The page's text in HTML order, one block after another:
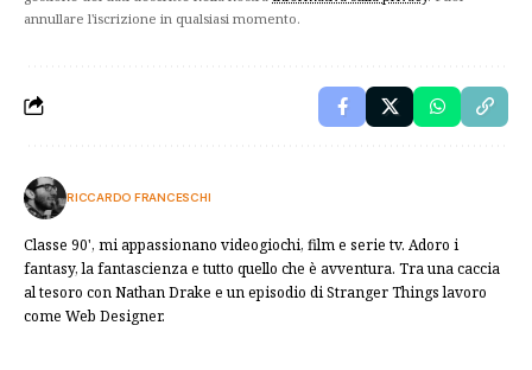
annullare l'iscrizione in qualsiasi momento.
RICCARDO FRANCESCHI
Classe 90', mi appassionano videogiochi, film e serie tv. Adoro i
fantasy, la fantascienza e tutto quello che è avventura. Tra una caccia
al tesoro con Nathan Drake e un episodio di Stranger Things lavoro
come Web Designer.